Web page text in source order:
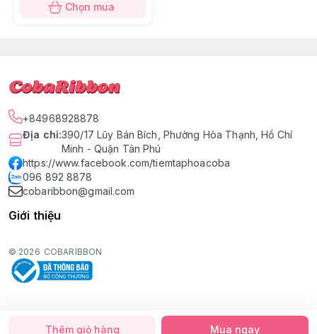
Thêm giỏ hàng Mua ngay
Chọn mua
+84968928878
Địa chỉ:390/17 Lũy Bán Bích, Phường Hòa Thạnh, Hồ Chí
Minh - Quận Tân Phú
https://www.facebook.com/tiemtaphoacoba
096 892 8878
cobaribbon@gmail.com
Giới thiệu
© 2026 COBARIBBON